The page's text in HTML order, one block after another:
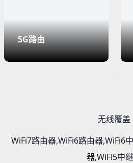
5G路由
无线覆盖
WiFi7路由器,WiFi6路由器,WiFi6
器,WiFi5中